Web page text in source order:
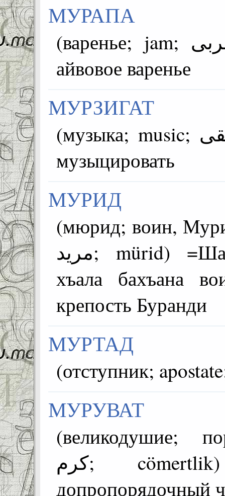
МУРАПА
(варенье; jam; مربى; reçel) =хIавагIечул ~
айвовое варенье
МУРЗИГАТ
(музыка; music; موسيقى; müzik) =~ бачине
музыцировать
МУРИД
(мюрид; воин,
مريد; mürid) =Шамилил ~забаз Буранди
хъала бахъана
крепость Буранди
МУРТАД
МУРУВАТ
(великодушие;
كرم; cömertlik) =~ бугев чи
допропорядочный